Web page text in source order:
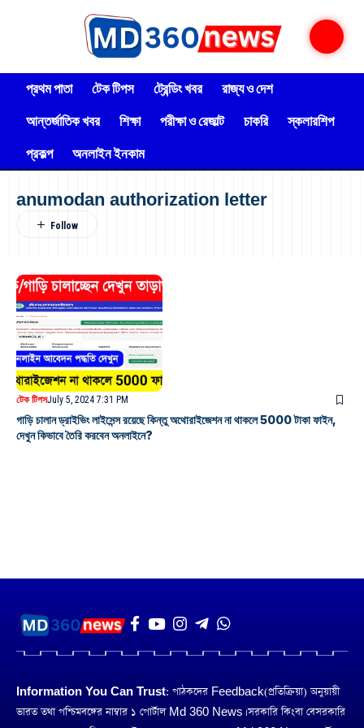
প্রথম পাতা টেক টিপস ট্রেন্ডিং খবর
রাজ্য ও দেশ
আন্তর্জাতিক খবর
শিক্ষা পরীক্ষা ও রেজাল্ট চাকরি
স্কলারশিপ
প্রকল্প
অনলাইন ইনকাম
anumodan authorization letter
টেক টিপসJuly 5, 2024 7:31 PM
গাড়ি চালান ড্রাইভিং লাইসেন্স রয়েছে কিন্তু অথোরাইজেশন না থাকলে 5000 টাকা ফাইন,
দেখুন কিভাবে তৈরি করবেন অনলাইনে?
Information You Can Trust: পাঠকদের Feedback(প্রতিক্রিয়া) অনুয়ায়ী
ভারত তথা পশ্চিমবঙ্গের নাম্বার ১ পোর্টাল Md 360 News। সরকারি কিংবা বেসরকারি